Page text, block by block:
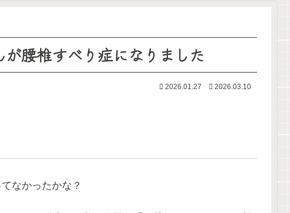
腰椎すべり症になりました
2026.01.27 2026.03.10
なかったかな？